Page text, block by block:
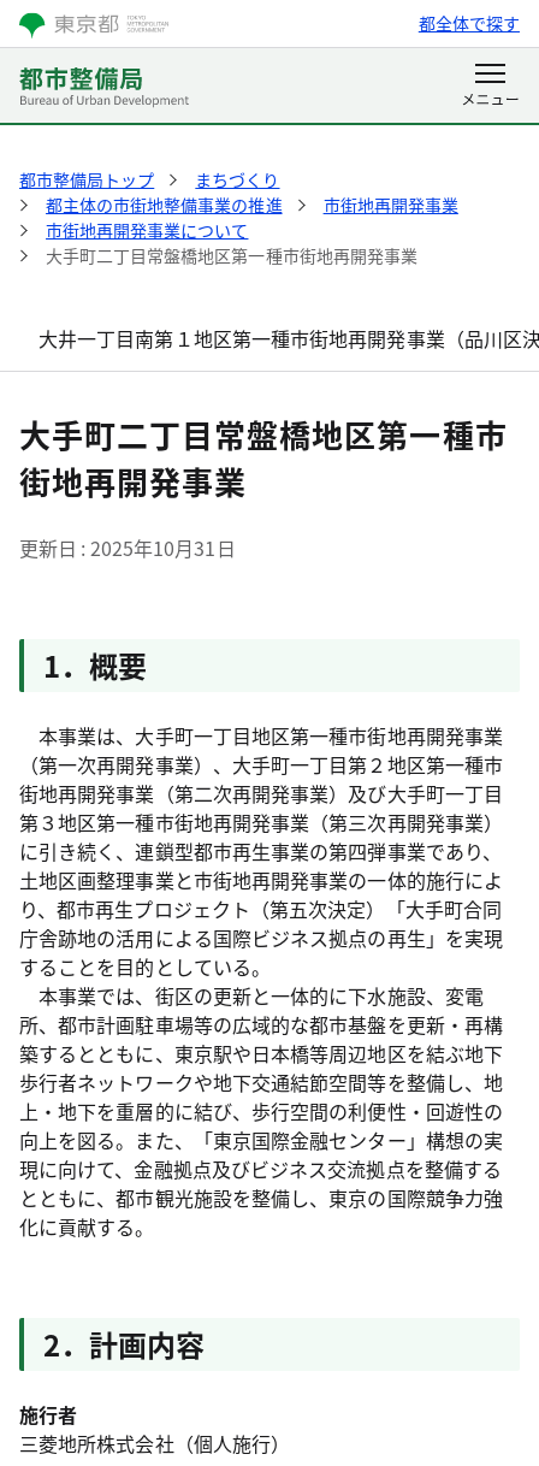
都全体で探す
都市整備局トップ
まちづくり
都主体の市街地整備事業の推進
市街地再開発事業
市街地再開発事業について
大手町二丁目常盤橋地区第一種市街地再開発事業
大井一丁目南第１地区第一種市街地再開発事業（品川区
大手町二丁目常盤橋地区第一種市
街地再開発事業
更新日 2025年10月31日
1．概要
本事業は、大手町一丁目地区第一種市街地再開発事業
（第一次再開発事業）、大手町一丁目第２地区第一種市
街地再開発事業（第二次再開発事業）及び大手町一丁目
第３地区第一種市街地再開発事業（第三次再開発事業）
に引き続く、連鎖型都市再生事業の第四弾事業であり、
土地区画整理事業と市街地再開発事業の一体的施行によ
り、都市再生プロジェクト（第五次決定）「大手町合同
庁舎跡地の活用による国際ビジネス拠点の再生」を実現
することを目的としている。
本事業では、街区の更新と一体的に下水施設、変電
所、都市計画駐車場等の広域的な都市基盤を更新・再構
築するとともに、東京駅や日本橋等周辺地区を結ぶ地下
歩行者ネットワークや地下交通結節空間等を整備し、地
上・地下を重層的に結び、歩行空間の利便性・回遊性の
向上を図る。また、「東京国際金融センター」構想の実
現に向けて、金融拠点及びビジネス交流拠点を整備する
とともに、都市観光施設を整備し、東京の国際競争力強
化に貢献する。
2．計画内容
施行者
三菱地所株式会社（個人施行）